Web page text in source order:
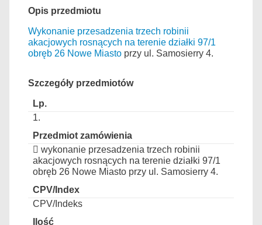
Opis przedmiotu
Wykonanie przesadzenia trzech robinii
akacjowych rosnących na terenie działki 97/1
obręb 26 Nowe Miasto przy ul. Samosierry 4.
Szczegóły przedmiotów
1.
 wykonanie przesadzenia trzech robinii
akacjowych rosnących na terenie działki 97/1
obręb 26 Nowe Miasto przy ul. Samosierry 4.
CPV/Indeks